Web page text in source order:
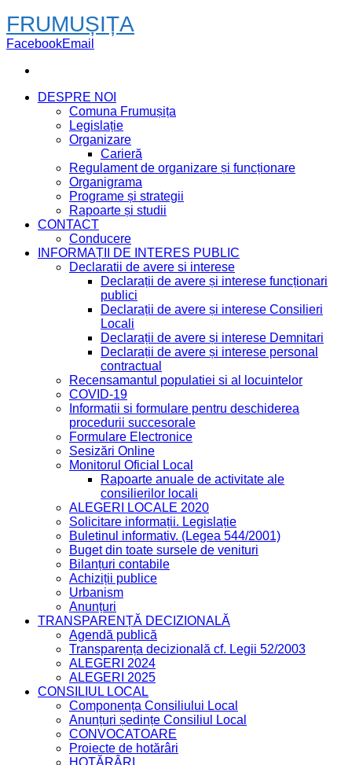
FRUMUȘIȚA
FacebookEmail
DESPRE NOI
Comuna Frumușița
Legislație
Organizare
Carieră
Regulament de organizare și funcționare
Organigrama
Programe și strategii
Rapoarte și studii
CONTACT
Conducere
INFORMAȚII DE INTERES PUBLIC
Declaratii de avere si interese
Declarații de avere și interese funcționari
publici
Declarații de avere și interese Consilieri
Locali
Declarații de avere și interese Demnitari
Declarații de avere și interese personal
contractual
Recensamantul populatiei si al locuintelor
COVID-19
Informatii si formulare pentru deschiderea
procedurii succesorale
Formulare Electronice
Sesizări Online
Monitorul Oficial Local
Rapoarte anuale de activitate ale
consilierilor locali
ALEGERI LOCALE 2020
Solicitare informații. Legislație
Buletinul informativ. (Legea 544/2001)
Buget din toate sursele de venituri
Bilanțuri contabile
Achiziții publice
Urbanism
Anunțuri
TRANSPARENȚĂ DECIZIONALĂ
Agendă publică
Transparența decizională cf. Legii 52/2003
ALEGERI 2024
ALEGERI 2025
CONSILIUL LOCAL
Componența Consiliului Local
Anunțuri ședințe Consiliul Local
CONVOCATOARE
Proiecte de hotărâri